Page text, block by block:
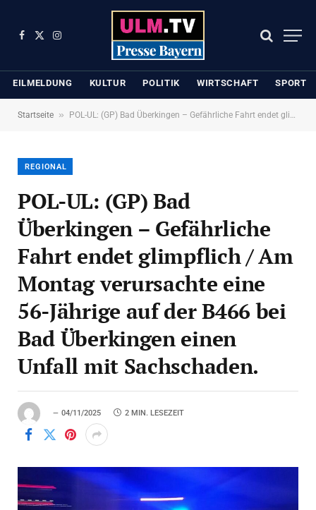
Facebook
X
Instagram
EILMELDUNG KULTUR POLITIK WIRTSCHAFT SPORT
Startseite » POL-UL: (GP) Bad Überkingen – Gefährliche Fahrt endet glimpflich / Am Montag verursachte eine 56-Jährige auf der B466 bei Bad Überkingen einen Unfall mit Sachschaden.
REGIONAL
POL-UL: (GP) Bad
Überkingen – Gefährliche
Fahrt endet glimpflich / Am
Montag verursachte eine
56-Jährige auf der B466 bei
Bad Überkingen einen
Unfall mit Sachschaden.
04/11/2025 2 MIN. LESEZEIT